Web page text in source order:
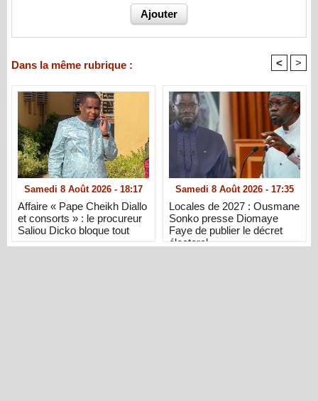
Dans la même rubrique : < >
Samedi 8 Août 2026 - 18:17
Affaire « Pape Cheikh Diallo
et consorts » : le procureur
Saliou Dicko bloque tout
Samedi 8 Août 2026 - 17:35
Locales de 2027 : Ousmane
Sonko presse Diomaye
Faye de publier le décret
électoral